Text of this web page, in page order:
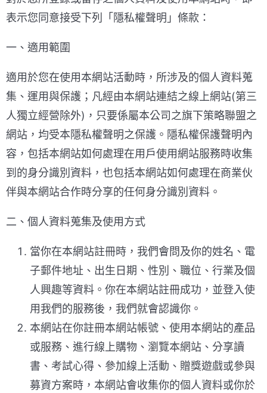
表示您同意接受下列「隱私權聲明」條款：
一、適用範圍
適用於您在使用本網站活動時，所涉及的個人資料蒐
集、運用與保護；凡經由本網站連結之線上網站(第三
人獨立經營除外)，只要係屬本公司之旗下策略聯盟之
網站，均受本隱私權聲明之保護。隱私權保護聲明內
容，包括本網站如何處理在用戶使用網站服務時收集
到的身分識別資料，也包括本網站如何處理在商業伙
伴與本網站合作時分享的任何身分識別資料。
二、個人資料蒐集及使用方式
當你在本網站註冊時，我們會問及你的姓名、電
子郵件地址、出生日期、性別、職位、行業及個
人興趣等資料。你在本網站註冊成功，並登入使
用我們的服務後，我們就會認識你。
本網站在你註冊本網站帳號、使用本網站的產品
或服務、進行線上購物、瀏覽本網站、分享讀
書、考試心得、參加線上活動、贈獎遊戲或參與
募資方案時，本網站會收集你的個人資料或你於